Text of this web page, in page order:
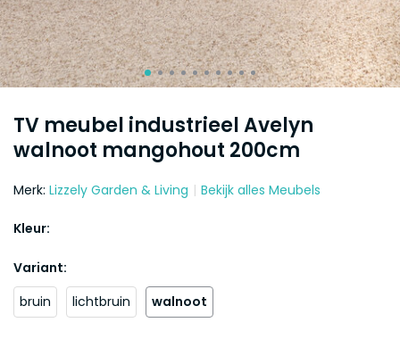
TV meubel industrieel Avelyn
walnoot mangohout 200cm
Merk: Lizzely Garden & Living Bekijk alles Meubels
Kleur:
Variant:
bruin
lichtbruin walnoot